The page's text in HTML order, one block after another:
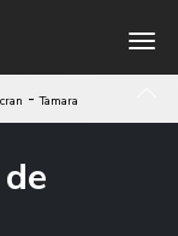
-Tamara